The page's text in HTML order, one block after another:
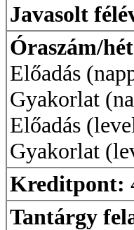
Javasolt
Óraszám/
Előadás
Gyakorlat
Előadás
Gyakorlat
Kreditpont:
Tantárgy